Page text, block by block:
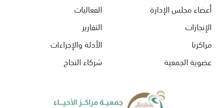
أعضاء مجلس الإدارة
الإنجازات
مراكزنا
عضوية الجمعية
الفعاليات
التقارير
الأدلة والإجراءات
شركاء النجاح